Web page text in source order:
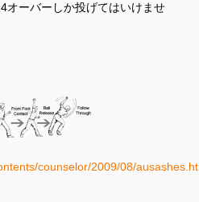
オーバーしか投げてはいけませ
counselor/2009/08/